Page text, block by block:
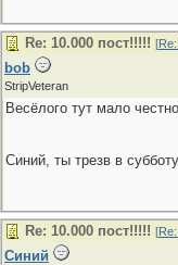
Re: 10.000 пост!!!!! [
bob
StripVeteran
Весёлого тут мало
Синий, ты трезв в
Re: 10.000 пост!!!!! [
Синий